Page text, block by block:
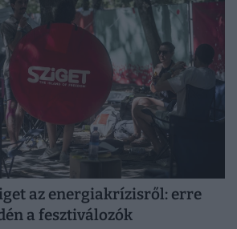
az energiakrízisről: erre
a fesztiválozók